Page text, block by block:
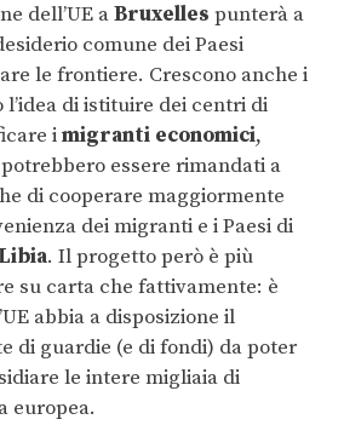
dell’UE aBruxelles punterà a
comune dei Paesi
le frontiere. Crescono anche i
di istituire dei centri di
imigranti economici,
essere rimandati a
di cooperare maggiormente
dei migranti e i Paesi di
Libia. Il progetto però è più
su carta che fattivamente: è
abbia a disposizione il
di guardie (e di fondi) da poter
le intere migliaia di
europea.